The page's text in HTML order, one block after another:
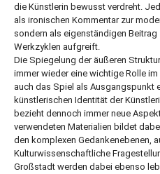
die Künstlerin bewusst verdreht.
als ironischen Kommentar zur
sondern als eigenständigen Beitrag
Werkzyklen aufgreift.
Die Spiegelung der äußeren
immer wieder eine wichtige Rolle
auch das Spiel als Ausgangspunkt
künstlerischen Identität der
bezieht dennoch immer neue
verwendeten Materialien bildet
den komplexen Gedankenebenen,
Kulturwissenschaftliche
Großstadt werden dabei ebenso